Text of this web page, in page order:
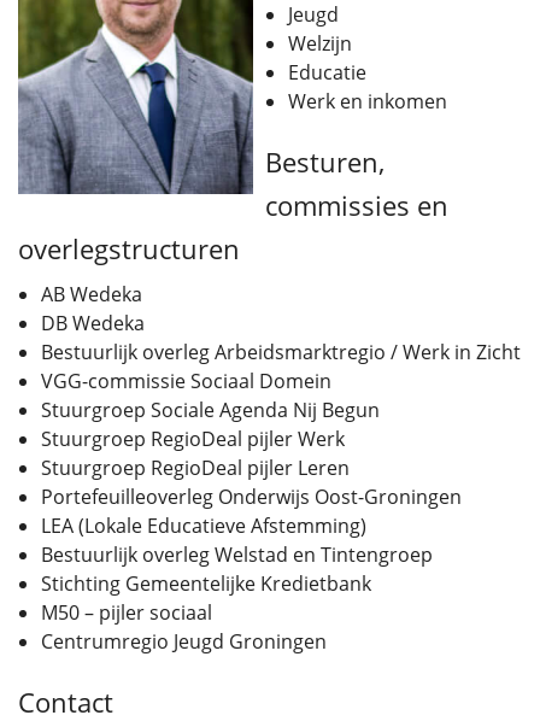
Jeugd
Welzijn
Educatie
Werk en inkomen
Besturen,
commissies en
overlegstructuren
AB Wedeka
DB Wedeka
Bestuurlijk overleg Arbeidsmarktregio / Werk in Zicht
VGG-commissie Sociaal Domein
Stuurgroep Sociale Agenda Nij Begun
Stuurgroep RegioDeal pijler Werk
Stuurgroep RegioDeal pijler Leren
Portefeuilleoverleg Onderwijs Oost-Groningen
LEA (Lokale Educatieve Afstemming)
Bestuurlijk overleg Welstad en Tintengroep
Stichting Gemeentelijke Kredietbank
M50 – pijler sociaal
Centrumregio Jeugd Groningen
Contact